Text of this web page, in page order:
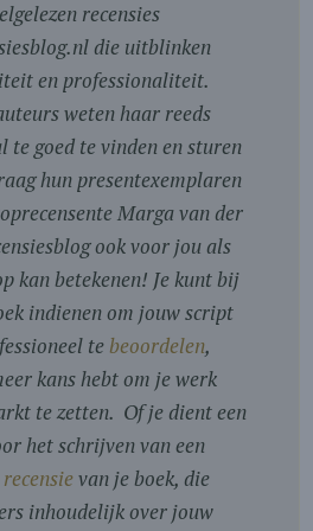
recensies
die uitblinken
en professionaliteit.
weten haar reeds
te goed te vinden en sturen
hun presentexemplaren
Marga van der
ook voor jou als
kan betekenen! Je kunt bij
indienen om jouw script
te beoordelen,
kans hebt om je werk
te zetten. Of je dient een
het schrijven van een
recensievan je boek, die
inhoudelijk over jouw